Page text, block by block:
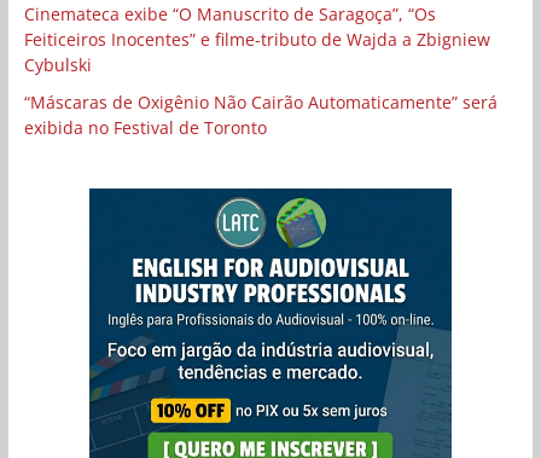
Cinemateca exibe “O Manuscrito de Saragoça”, “Os
Feiticeiros Inocentes” e filme-tributo de Wajda a Zbigniew
Cybulski
“Máscaras de Oxigênio Não Cairão Automaticamente” será
exibida no Festival de Toronto